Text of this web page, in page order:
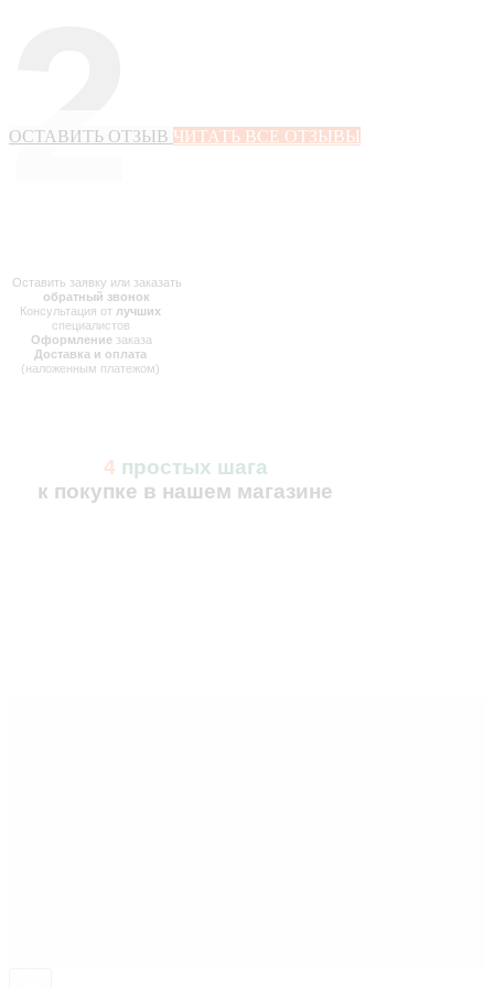
2
Оставить заявку или заказать
обратный звонок
Консультация от лучших
специалистов
Оформление заказа
Доставка и оплата
(наложенным платежом)
4 простых шага
к покупке в нашем магазине
ОСТАВИТЬ ОТЗЫВ ЧИТАТЬ ВСЕ ОТЗЫВЫ